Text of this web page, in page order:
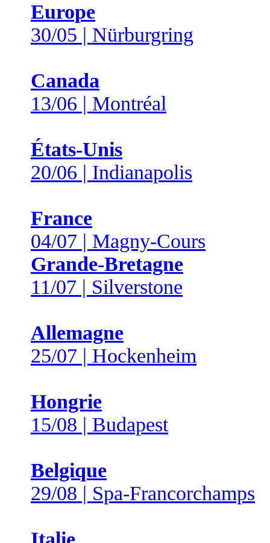
Europe
30/05 | Nürburgring
Canada
13/06 | Montréal
États-Unis
20/06 | Indianapolis
France
04/07 | Magny-Cours
Grande-Bretagne
11/07 | Silverstone
Allemagne
25/07 | Hockenheim
Hongrie
15/08 | Budapest
Belgique
29/08 | Spa-Francorchamps